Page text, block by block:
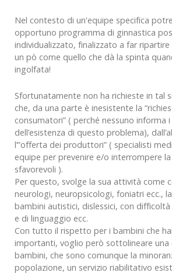
Nel contesto di un'equipe specifica
opportuno programma di ginnastica
individualizzato, finalizzato a far ripartire
un pò come quello che dà la spinta
ingolfata!
Sfortunatamente non ha richieste in tal
che, da una parte è inesistente la
consumatori” ( perché nessuno informa
dell’esistenza di questo problema),
l’”offerta dei produttori” ( specialisti
equipe per prevenire e/o interrompere
sfavorevoli ).
Per questo, svolge la sua attività come
neurologi, neuropsicologi, foniatri ecc.,
bambini autistici, dislessici, con
e di linguaggio ecc.
Con tutto il rispetto per i bambini che
importanti, voglio però sottolineare una
bambini, che sono comunque la
popolazione, un servizio riabilitativo